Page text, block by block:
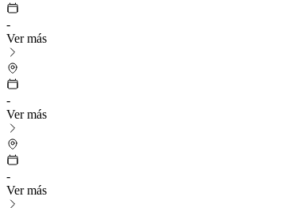
-
Ver más
-
Ver más
-
Ver más